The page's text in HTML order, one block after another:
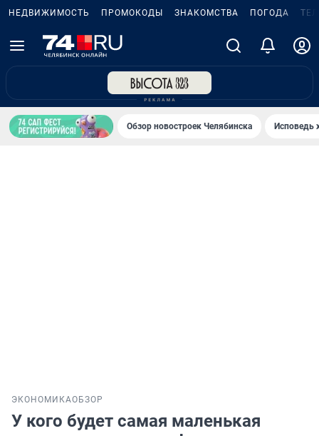
НЕДВИЖИМОСТЬ ПРОМОКОДЫ ЗНАКОМСТВА ПОГОДА
Обзор новостроек Челябинска Исповедь
ЭКОНОМИКАОБЗОР
У кого будет самая маленькая